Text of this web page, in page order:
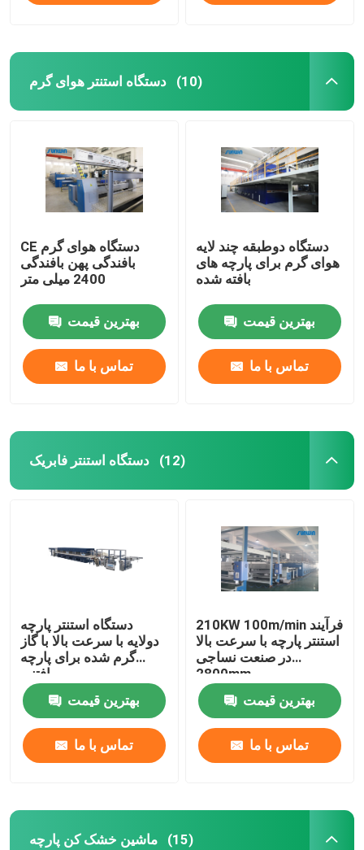
دستگاه استنتر هوای گرم (10)
CE دستگاه هوای گرم
بافندگی پهن بافندگی
2400 میلی متر
بهترین قیمت
تماس با ما
دستگاه دوطبقه چند لایه
هوای گرم برای پارچه های
بافته شده
بهترین قیمت
تماس با ما
دستگاه استنتر فابریک (12)
دستگاه استنتر پارچه
دولایه با سرعت بالا با گاز
گرم شده برای پارچه
بافتنی
بهترین قیمت
تماس با ما
210KW 100m/min فرآیند
استنتر پارچه با سرعت بالا
در صنعت نساجی
2800mm
بهترین قیمت
تماس با ما
ماشین خشک کن پارچه (15)